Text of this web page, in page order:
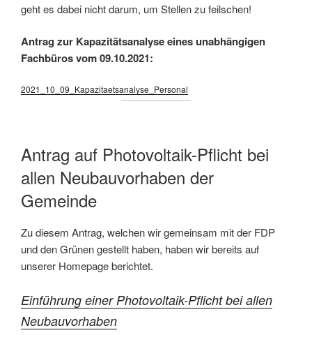
geht es dabei nicht darum, um Stellen zu feilschen!
Antrag zur Kapazitätsanalyse eines unabhängigen
Fachbüros vom 09.10.2021:
2021_10_09_Kapazitaetsanalyse_Personal
Antrag auf Photovoltaik-Pflicht bei
allen Neubauvorhaben der
Gemeinde
Zu diesem Antrag, welchen wir gemeinsam mit der FDP
und den Grünen gestellt haben, haben wir bereits auf
unserer Homepage berichtet.
Einführung einer Photovoltaik-Pflicht bei allen
Neubauvorhaben